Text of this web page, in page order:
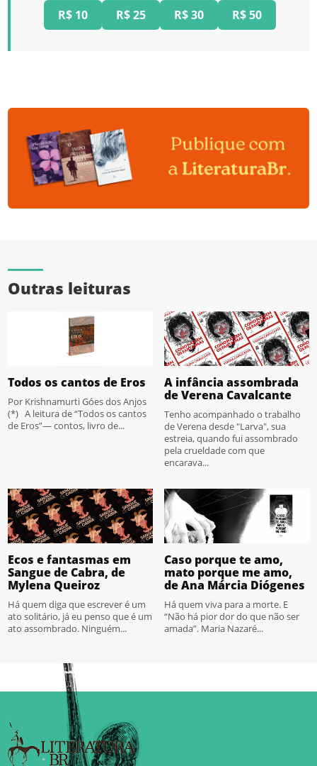
R$ 10 R$ 25 R$ 30 R$ 50
Outras leituras
Todos os cantos de Eros
Por Krishnamurti Góes dos Anjos
(*) A leitura de “Todos os cantos
de Eros”— contos, livro de...
A infância assombrada
de Verena Cavalcante
Tenho acompanhado o trabalho
de Verena desde "Larva", sua
estreia, quando fui assombrado
pela crueldade com que
encarava...
Ecos e fantasmas em
Sangue de Cabra, de
Mylena Queiroz
Há quem diga que escrever é um
ato solitário, já eu penso que é um
ato assombrado. Ninguém...
Caso porque te amo,
mato porque me amo,
de Ana Márcia Diógenes
Há quem viva para a morte. E
“Não há pior dor do que não ser
amada”. Maria Nazaré...